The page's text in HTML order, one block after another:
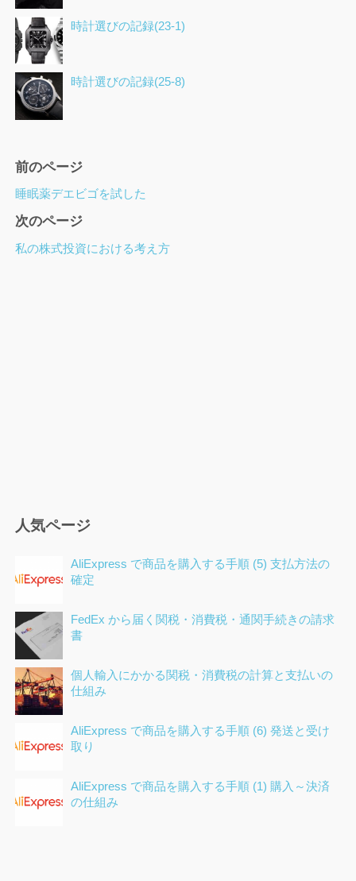
時計選びの記録(23-1)
時計選びの記録(25-8)
ペ
ー
ジ
ナ
ビ
前のページ
睡眠薬デエビゴを試した
次のページ
私の株式投資における考え方
人気ページ
AliExpress で商品を購入する手順 (5) 支払方法の
確定
FedEx から届く関税・消費税・通関手続きの請求
書
個人輸入にかかる関税・消費税の計算と支払いの
仕組み
AliExpress で商品を購入する手順 (6) 発送と受け
取り
AliExpress で商品を購入する手順 (1) 購入～決済
の仕組み